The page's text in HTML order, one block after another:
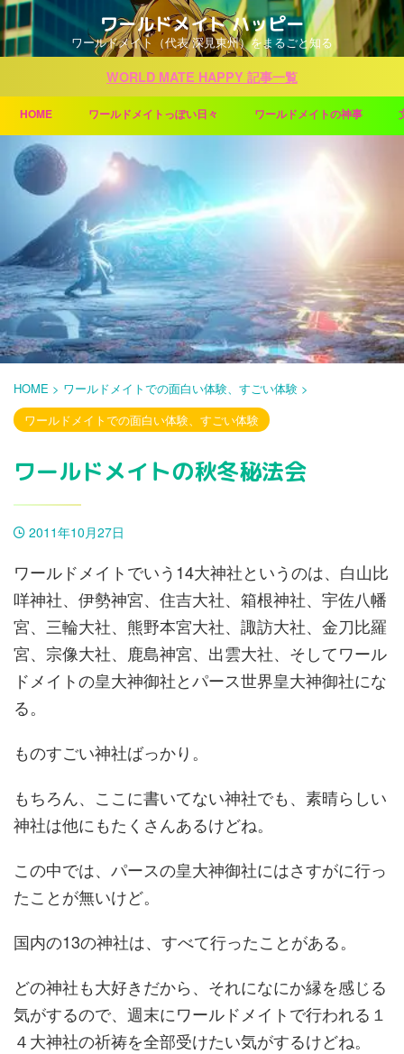
ワールドメイト ハッピー
ワールドメイト（代表 深見東州）をまるごと知る
WORLD MATE HAPPY 記事一覧
HOME ワールドメイトっぽい日々 ワールドメイトの神事
HOME > ワールドメイトでの面白い体験、すごい体験 >
ワールドメイトでの面白い体験、すごい体験
ワールドメイトの秋冬秘法会
2011年10月27日
ワールドメイトでいう14大神社というのは、白山比
咩神社、伊勢神宮、住吉大社、箱根神社、宇佐八幡
宮、三輪大社、熊野本宮大社、諏訪大社、金刀比羅
宮、宗像大社、鹿島神宮、出雲大社、そしてワール
ドメイトの皇大神御社とパース世界皇大神御社にな
る。
ものすごい神社ばっかり。
もちろん、ここに書いてない神社でも、素晴らしい
神社は他にもたくさんあるけどね。
この中では、パースの皇大神御社にはさすがに行っ
たことが無いけど。
国内の13の神社は、すべて行ったことがある。
どの神社も大好きだから、それになにか縁を感じる
気がするので、週末にワールドメイトで行われる１
４大神社の祈祷を全部受けたい気がするけどね。